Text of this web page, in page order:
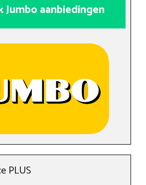
Jumbo aanbiedingen
PLUS